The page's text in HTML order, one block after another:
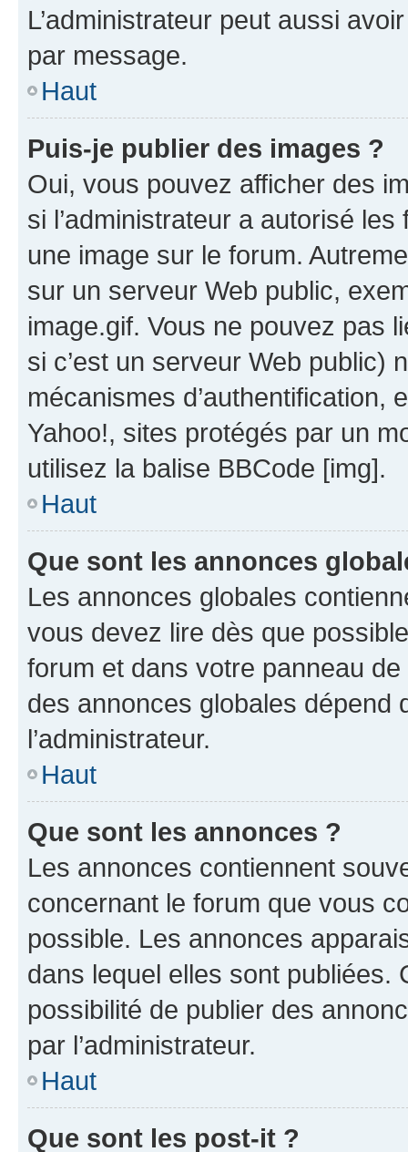
L’administrateur peut aussi
par message.
Haut
Puis-je publier des images ?
Oui, vous pouvez afficher des
si l’administrateur a autorisé
une image sur le forum.
sur un serveur Web public,
image.gif. Vous ne pouvez pas
si c’est un serveur Web public)
mécanismes d’authentification,
Yahoo!, sites protégés par un
utilisez la balise BBCode [img].
Haut
Que sont les annonces
Les annonces globales
vous devez lire dès que
forum et dans votre panneau
des annonces globales dépend
l’administrateur.
Haut
Que sont les annonces ?
Les annonces contiennent
concernant le forum que vous
possible. Les annonces
dans lequel elles sont publiées.
possibilité de publier des
par l’administrateur.
Haut
Que sont les post-it ?